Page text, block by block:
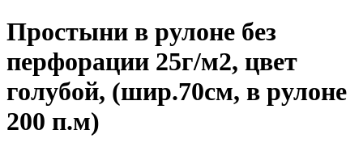
Простыни в рулоне без
перфорации 25г/м2, цвет
голубой, (шир.70см, в рулоне
200 п.м)